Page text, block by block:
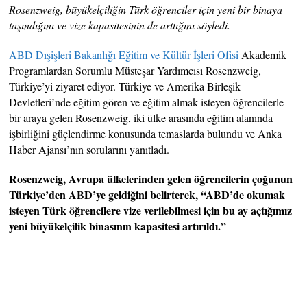
Rosenzweig, büyükelçiliğin Türk öğrenciler için yeni bir binaya
taşındığını ve vize kapasitesinin de arttığını söyledi.
ABD Dışişleri Bakanlığı Eğitim ve Kültür İşleri Ofisi Akademik
Programlardan Sorumlu Müsteşar Yardımcısı Rosenzweig,
Türkiye’yi ziyaret ediyor. Türkiye ve Amerika Birleşik
Devletleri’nde eğitim gören ve eğitim almak isteyen öğrencilerle
bir araya gelen Rosenzweig, iki ülke arasında eğitim alanında
işbirliğini güçlendirme konusunda temaslarda bulundu ve Anka
Haber Ajansı’nın sorularını yanıtladı.
Rosenzweig, Avrupa ülkelerinden gelen öğrencilerin çoğunun
Türkiye’den ABD’ye geldiğini belirterek, “ABD’de okumak
isteyen Türk öğrencilere vize verilebilmesi için bu ay açtığımız
yeni büyükelçilik binasının kapasitesi artırıldı.”